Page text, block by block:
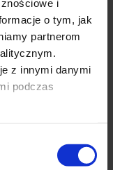
i
o tym, jak
partnerom
z innymi danymi
podczas